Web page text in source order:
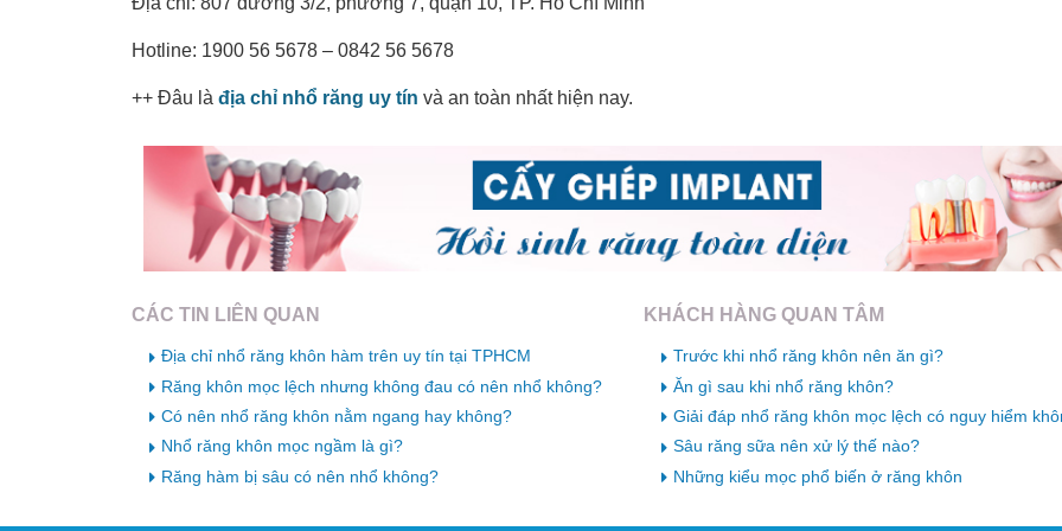
Hotline: 1900 56 5678 – 0842 56 5678
++ Đâu là địa chỉ nhổ răng uy tín và an toàn nhất hiện nay.
CÁC TIN LIÊN QUAN
Địa chỉ nhổ răng khôn hàm trên uy tín tại TPHCM
Răng khôn mọc lệch nhưng không đau có nên nhổ không?
Có nên nhổ răng khôn nằm ngang hay không?
Nhổ răng khôn mọc ngầm là gì?
Răng hàm bị sâu có nên nhổ không?
KHÁCH HÀNG QUAN TÂM
Trước khi nhổ răng khôn nên ăn gì?
Ăn gì sau khi nhổ răng khôn?
Giải đáp nhổ răng khôn mọc lệch có nguy hiểm
Sâu răng sữa nên xử lý thế nào?
Những kiểu mọc phổ biến ở răng khôn